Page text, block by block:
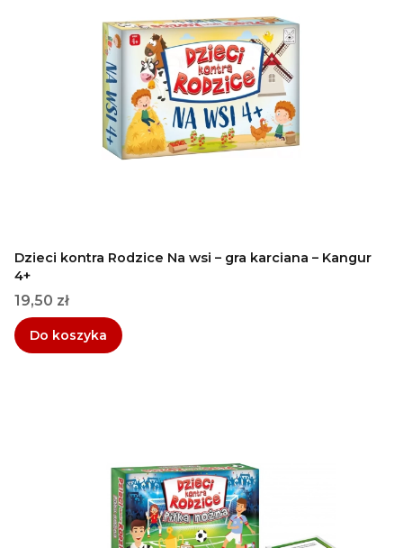
Dzieci kontra Rodzice Na wsi – gra karciana – Kangur
4+
Cena
19,50 zł
Do koszyka